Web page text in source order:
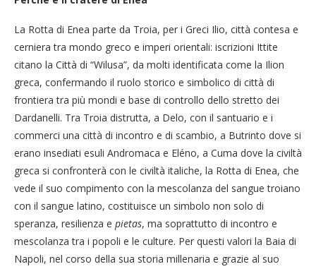
La Rotta di Enea parte da Troia, per i Greci Ilio, città contesa e
cerniera tra mondo greco e imperi orientali: iscrizioni Ittite
citano la Città di “Wilusa”, da molti identificata come la Ilion
greca, confermando il ruolo storico e simbolico di città di
frontiera tra più mondi e base di controllo dello stretto dei
Dardanelli. Tra Troia distrutta, a Delo, con il santuario e i
commerci una città di incontro e di scambio, a Butrinto dove si
erano insediati esuli Andromaca e Eléno, a Cuma dove la civiltà
greca si confronterà con le civiltà italiche, la Rotta di Enea, che
vede il suo compimento con la mescolanza del sangue troiano
con il sangue latino, costituisce un simbolo non solo di
speranza, resilienza e pietas, ma soprattutto di incontro e
mescolanza tra i popoli e le culture. Per questi valori la Baia di
Napoli, nel corso della sua storia millenaria e grazie al suo